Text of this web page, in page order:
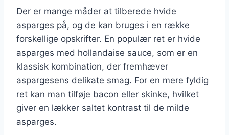
Der er mange måder at tilberede hvide
asparges på, og de kan bruges i en række
forskellige opskrifter. En populær ret er hvide
asparges med hollandaise sauce, som er en
klassisk kombination, der fremhæver
aspargesens delikate smag. For en mere fyldig
ret kan man tilføje bacon eller skinke, hvilket
giver en lækker saltet kontrast til de milde
asparges.